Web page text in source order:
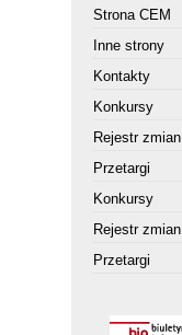
Strona CEM
Inne strony
Kontakty
Konkursy
Rejestr zmian
Przetargi
Konkursy
Rejestr zmian
Przetargi